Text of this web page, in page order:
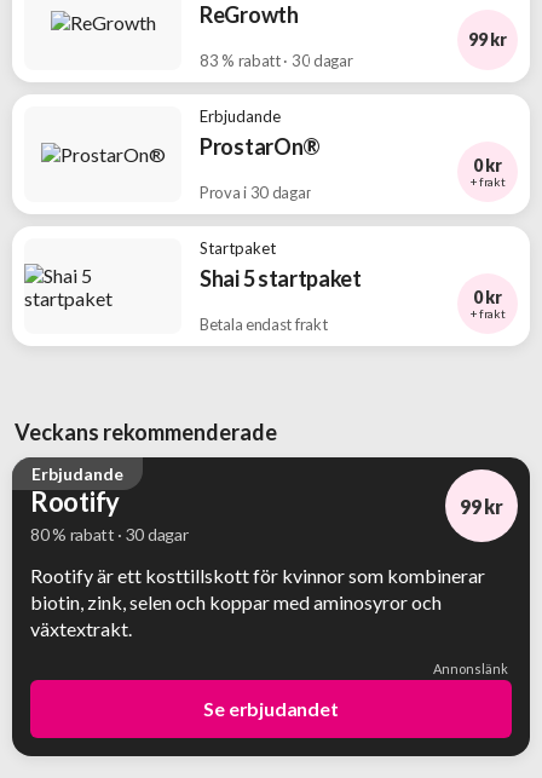
ReGrowth
83 % rabatt · 30 dagar
99 kr
Erbjudande
ProstarOn®
Prova i 30 dagar
0 kr
+ frakt
Startpaket
Shai 5 startpaket
Betala endast frakt
0 kr
+ frakt
Veckans rekommenderade
Erbjudande
Rootify
80 % rabatt · 30 dagar
99 kr
Rootify är ett kosttillskott för kvinnor som kombinerar
biotin, zink, selen och koppar med aminosyror och
växtextrakt.
Annonslänk
Se erbjudandet